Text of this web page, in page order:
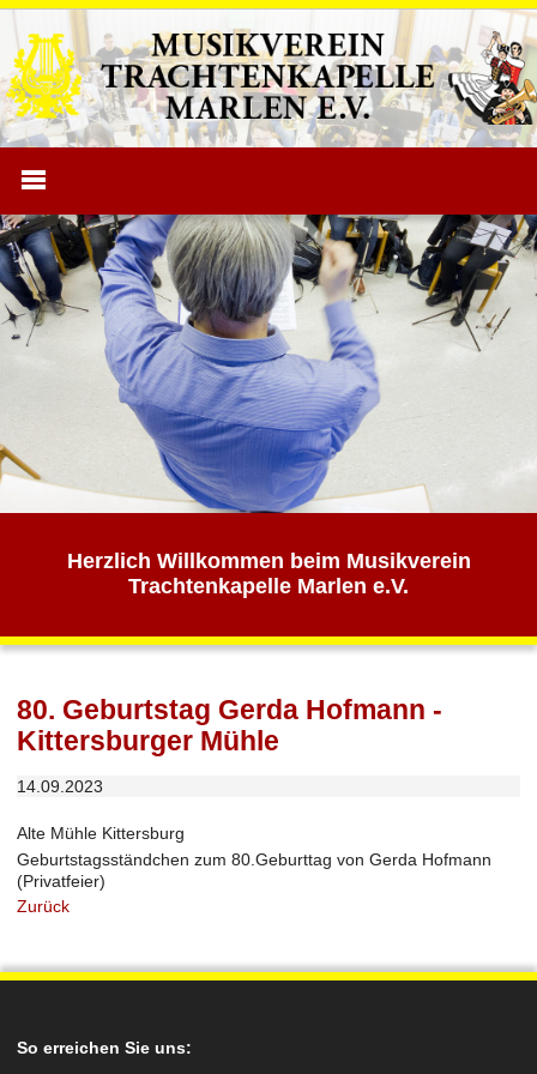
Herzlich Willkommen beim Musikverein
Trachtenkapelle Marlen e.V.
80. Geburtstag Gerda Hofmann -
Kittersburger Mühle
14.09.2023
Alte Mühle Kittersburg
Geburtstagsständchen zum 80.Geburttag von Gerda Hofmann
(Privatfeier)
Zurück
So erreichen Sie uns: